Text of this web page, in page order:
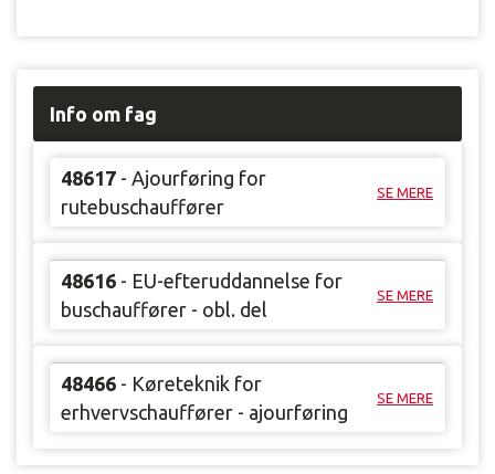
Info om fag
48617 - Ajourføring for
rutebuschauffører
SE MERE
48616 - EU-efteruddannelse for
buschauffører - obl. del
SE MERE
48466 - Køreteknik for
erhvervschauffører - ajourføring
SE MERE